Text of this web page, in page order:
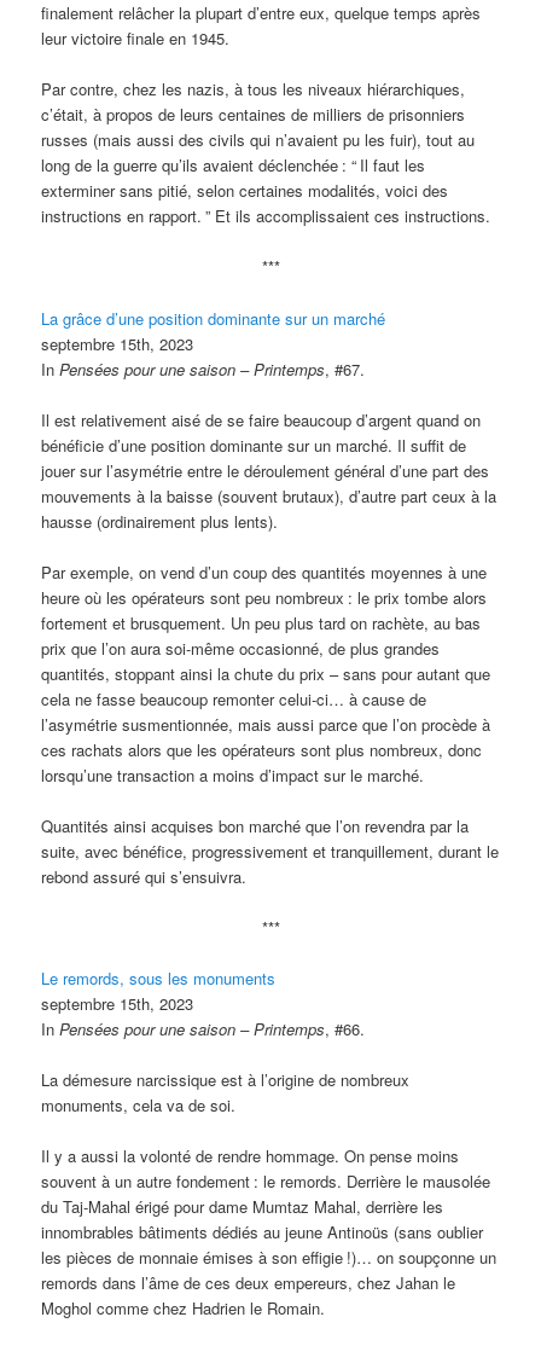
finalement relâcher la plupart d’entre eux, quelque temps après
leur victoire finale en 1945.
Par contre, chez les nazis, à tous les niveaux hiérarchiques,
c’était, à propos de leurs centaines de milliers de prisonniers
russes (mais aussi des civils qui n’avaient pu les fuir), tout au
long de la guerre qu’ils avaient déclenchée : “ Il faut les
exterminer sans pitié, selon certaines modalités, voici des
instructions en rapport. ” Et ils accomplissaient ces instructions.
***
La grâce d’une position dominante sur un marché
septembre 15th, 2023
InPensées pour une saison – Printemps, #67.
Il est relativement aisé de se faire beaucoup d’argent quand on
bénéficie d’une position dominante sur un marché. Il suffit de
jouer sur l’asymétrie entre le déroulement général d’une part des
mouvements à la baisse (souvent brutaux), d’autre part ceux à la
hausse (ordinairement plus lents).
Par exemple, on vend d’un coup des quantités moyennes à une
heure où les opérateurs sont peu nombreux : le prix tombe alors
fortement et brusquement. Un peu plus tard on rachète, au bas
prix que l’on aura soi-même occasionné, de plus grandes
quantités, stoppant ainsi la chute du prix – sans pour autant que
cela ne fasse beaucoup remonter celui-ci… à cause de
l’asymétrie susmentionnée, mais aussi parce que l’on procède à
ces rachats alors que les opérateurs sont plus nombreux, donc
lorsqu’une transaction a moins d’impact sur le marché.
Quantités ainsi acquises bon marché que l’on revendra par la
suite, avec bénéfice, progressivement et tranquillement, durant le
rebond assuré qui s’ensuivra.
***
Le remords, sous les monuments
septembre 15th, 2023
InPensées pour une saison – Printemps, #66.
La démesure narcissique est à l’origine de nombreux
monuments, cela va de soi.
Il y a aussi la volonté de rendre hommage. On pense moins
souvent à un autre fondement : le remords. Derrière le mausolée
du Taj-Mahal érigé pour dame Mumtaz Mahal, derrière les
innombrables bâtiments dédiés au jeune Antinoüs (sans oublier
les pièces de monnaie émises à son effigie !)… on soupçonne un
remords dans l’âme de ces deux empereurs, chez Jahan le
Moghol comme chez Hadrien le Romain.